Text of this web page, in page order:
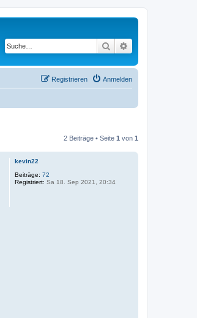
Suche
Anmelden
Registrieren
2 Beiträge • Seite 1 von 1
kevin22
Beiträge: 72
Registriert: Sa 18. Sep 2021, 20:34